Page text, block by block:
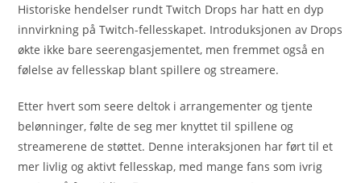
Historiske hendelser rundt Twitch Drops har hatt en dyp
innvirkning på Twitch-fellesskapet. Introduksjonen av Drops
økte ikke bare seerengasjementet, men fremmet også en
følelse av fellesskap blant spillere og streamere.
Etter hvert som seere deltok i arrangementer og tjente
belønninger, følte de seg mer knyttet til spillene og
streamerene de støttet. Denne interaksjonen har ført til et
mer livlig og aktivt fellesskap, med mange fans som ivrig